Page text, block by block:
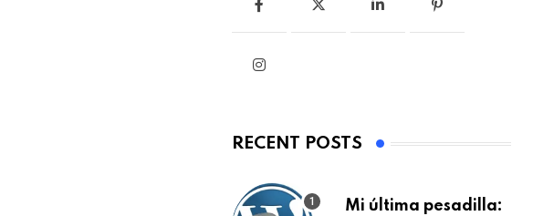
RECENT POSTS
Mi última pesadilla: